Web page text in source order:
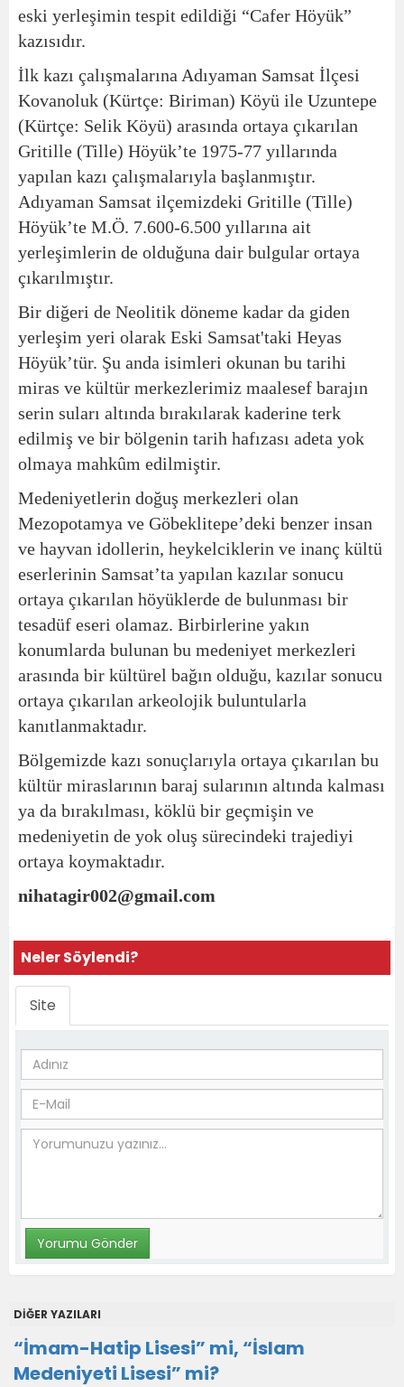
eski yerleşimin tespit edildiği “Cafer Höyük”
kazısıdır.
İlk kazı çalışmalarına Adıyaman Samsat İlçesi
Kovanoluk (Kürtçe: Biriman) Köyü ile Uzuntepe
(Kürtçe: Selik Köyü) arasında ortaya çıkarılan
Gritille (Tille) Höyük’te 1975-77 yıllarında
yapılan kazı çalışmalarıyla başlanmıştır.
Adıyaman Samsat ilçemizdeki Gritille (Tille)
Höyük’te M.Ö. 7.600-6.500 yıllarına ait
yerleşimlerin de olduğuna dair bulgular ortaya
çıkarılmıştır.
Bir diğeri de Neolitik döneme kadar da giden
yerleşim yeri olarak Eski Samsat'taki Heyas
Höyük’tür. Şu anda isimleri okunan bu tarihi
miras ve kültür merkezlerimiz maalesef barajın
serin suları altında bırakılarak kaderine terk
edilmiş ve bir bölgenin tarih hafızası adeta yok
olmaya mahkûm edilmiştir.
Medeniyetlerin doğuş merkezleri olan
Mezopotamya ve Göbeklitepe’deki benzer insan
ve hayvan idollerin, heykelciklerin ve inanç kültü
eserlerinin Samsat’ta yapılan kazılar sonucu
ortaya çıkarılan höyüklerde de bulunması bir
tesadüf eseri olamaz. Birbirlerine yakın
konumlarda bulunan bu medeniyet merkezleri
arasında bir kültürel bağın olduğu, kazılar sonucu
ortaya çıkarılan arkeolojik buluntularla
kanıtlanmaktadır.
Bölgemizde kazı sonuçlarıyla ortaya çıkarılan bu
kültür miraslarının baraj sularının altında kalması
ya da bırakılması, köklü bir geçmişin ve
medeniyetin de yok oluş sürecindeki trajediyi
ortaya koymaktadır.
nihatagir002@gmail.com
Neler Söylendi?
Site
DİĞER YAZILARI
“İmam-Hatip Lisesi” mi, “İslam
Medeniyeti Lisesi” mi?